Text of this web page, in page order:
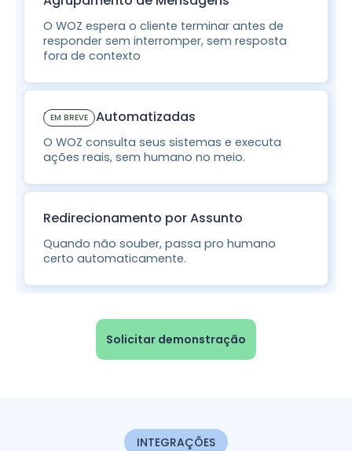
O WOZ espera o cliente terminar antes de
responder sem interromper, sem resposta
fora de contexto
Tarefas Automatizadas
O WOZ consulta seus sistemas e executa
ações reais, sem humano no meio.
EM BREVE
Redirecionamento por Assunto
Quando não souber, passa pro humano
certo automaticamente.
Solicitar demonstração
INTEGRAÇÕES